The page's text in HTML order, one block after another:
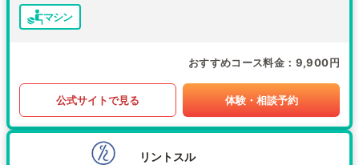
マシン
おすすめコース料金 9,900円
公式サイトで見る 体験・相談予約
リントスル